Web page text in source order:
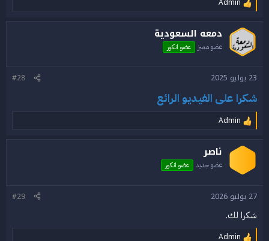
ا
ف
ا
ع
ا
ت
دمعه السعودية
عضو مميز عضو انكور
23 يوليو 2025 #28
شكرا على الفيديو الرائع
ا
ف
ع
ا
ت
Admin
ناصر
عضو جديد عضو انكور
27 يوليو 2026
#29
شكرا لك.
Admin